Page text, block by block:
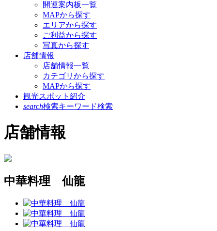
開運案内板一覧
MAPから探す
エリアから探す
ご利益から探す
写真から探す
店舗情報
店舗情報一覧
カテゴリから探す
MAPから探す
観光スポット紹介
search検索キーワード検索
店舗情報
中華料理 仙龍